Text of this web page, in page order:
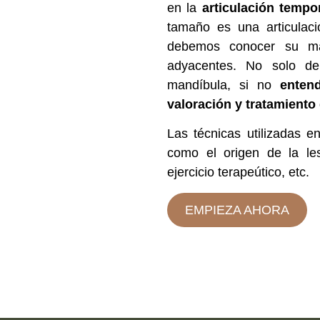
en la articulación
tamaño es una
debemos conocer su
adyacentes. No solo
mandíbula, si no
valoración y tratamiento
Las técnicas utilizadas
como el origen de la
ejercicio terapeútico, etc.
EMPIEZA AHORA